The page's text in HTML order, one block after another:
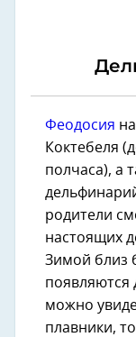
Феодосия
Коктебеля
полчаса), а
родители
настоящих
Зимой близ
появляются
можно
плавники,